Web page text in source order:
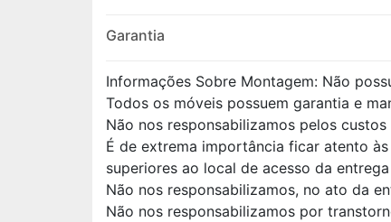
Garantia
Informações Sobre Montagem: Não
Todos os móveis possuem garantia e
Não nos responsabilizamos pelos
É de extrema importância ficar atento
superiores ao local de acesso da
Não nos responsabilizamos, no ato da
Não nos responsabilizamos por